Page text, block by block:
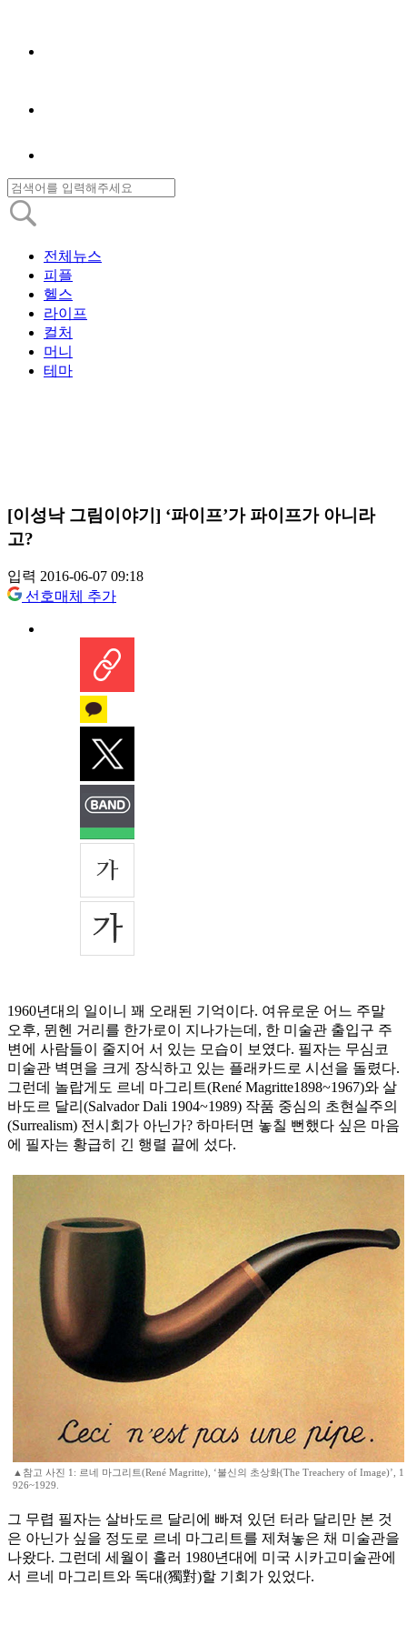
전체뉴스
피플
헬스
라이프
컬처
머니
테마
[이성낙 그림이야기] ‘파이프’가 파이프가 아니라
고?
입력 2016-06-07 09:18
선호매체 추가
1960년대의 일이니 꽤 오래된 기억이다. 여유로운 어느 주말
오후, 뮌헨 거리를 한가로이 지나가는데, 한 미술관 출입구 주
변에 사람들이 줄지어 서 있는 모습이 보였다. 필자는 무심코
미술관 벽면을 크게 장식하고 있는 플래카드로 시선을 돌렸다.
그런데 놀랍게도 르네 마그리트(René Magritte1898~1967)와 살
바도르 달리(Salvador Dali 1904~1989) 작품 중심의 초현실주의
(Surrealism) 전시회가 아닌가? 하마터면 놓칠 뻔했다 싶은 마음
에 필자는 황급히 긴 행렬 끝에 섰다.
▲참고 사진 1: 르네 마그리트(René Magritte), ‘불신의 초상화(The Treachery of Image)’, 1
926~1929.
그 무렵 필자는 살바도르 달리에 빠져 있던 터라 달리만 본 것
은 아닌가 싶을 정도로 르네 마그리트를 제쳐놓은 채 미술관을
나왔다. 그런데 세월이 흘러 1980년대에 미국 시카고미술관에
서 르네 마그리트와 독대(獨對)할 기회가 있었다.